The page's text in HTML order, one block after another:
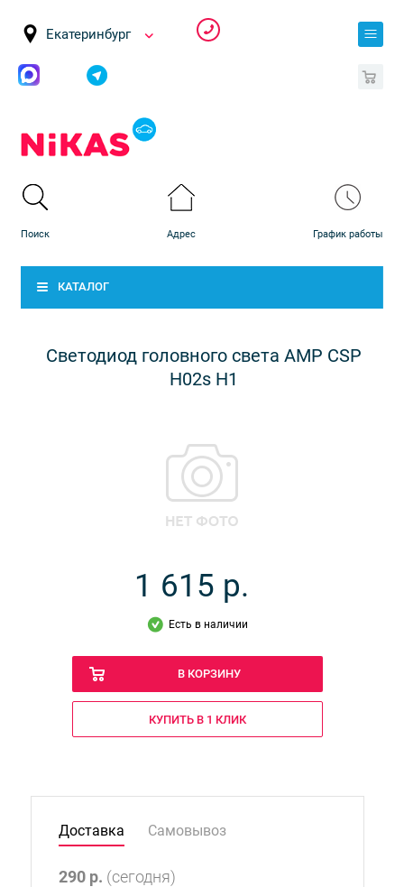
Екатеринбург
КАТАЛОГ
Светодиод головного света AMP CSP
H02s H1
1 615 р.
Есть в наличии
В КОРЗИНУ
КУПИТЬ В 1 КЛИК
Доставка Самовывоз
290 р. (сегодня)